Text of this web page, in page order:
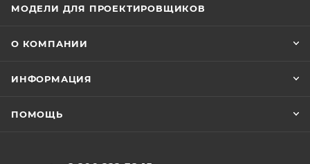
МОДЕЛИ ДЛЯ ПРОЕКТИРОВЩИКОВ
О КОМПАНИИ
ИНФОРМАЦИЯ
ПОМОЩЬ